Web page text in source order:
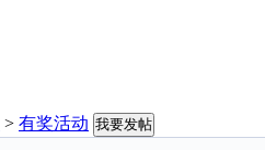
> 有奖活动 我要发帖